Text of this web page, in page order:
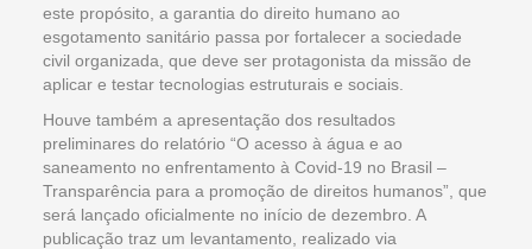
este propósito, a garantia do direito humano ao
esgotamento sanitário passa por fortalecer a sociedade
civil organizada, que deve ser protagonista da missão de
aplicar e testar tecnologias estruturais e sociais.
Houve também a apresentação dos resultados
preliminares do relatório “O acesso à água e ao
saneamento no enfrentamento à Covid-19 no Brasil –
Transparência para a promoção de direitos humanos”, que
será lançado oficialmente no início de dezembro. A
publicação traz um levantamento, realizado via